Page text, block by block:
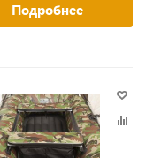
Подробнее